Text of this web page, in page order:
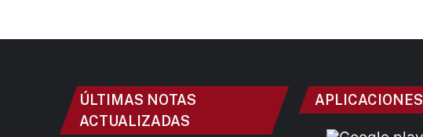
ÚLTIMAS NOTAS
ACTUALIZADAS
APLICACIONES